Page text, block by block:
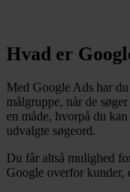
Hvad er
Med Google Ads har
målgruppe, når de
en måde, hvorpå du
udvalgte søgeord.
Du får altså mulighed
Google overfor kunder,